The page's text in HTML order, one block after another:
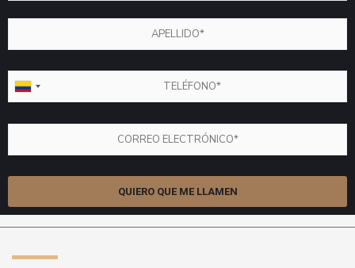
1.Que con la autorización otorgada a UMBRAL le permite consultar,
verificar, reportar, procesar, solicitar y divulgar a la Central de
Información – CIFIN- que administra la Asociación Bancaria y de
privada, en Colombia o en el exterior, que maneje o administre bases
de datos con los mismos fines, toda la información referente a mi
comportamiento crediticio, esto es, toda aquella información
cumplimiento de las obligaciones por mí adquiridas.
2.Adicionalmente la autorización le permite a UMBRAL recolectar,
almacenar, consultar, circular, transmitir, transferir, verificar, usar y
suprimir la información suministrada, para alcanzar las finalidades
2.1 Establecimiento de canales de comunicación con los titulares de
comercial e institucional, tanto de UMBRAL como de